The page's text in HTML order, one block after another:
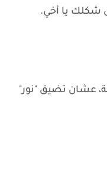
شكلك يا أخي.
عشان تضيق "نور"